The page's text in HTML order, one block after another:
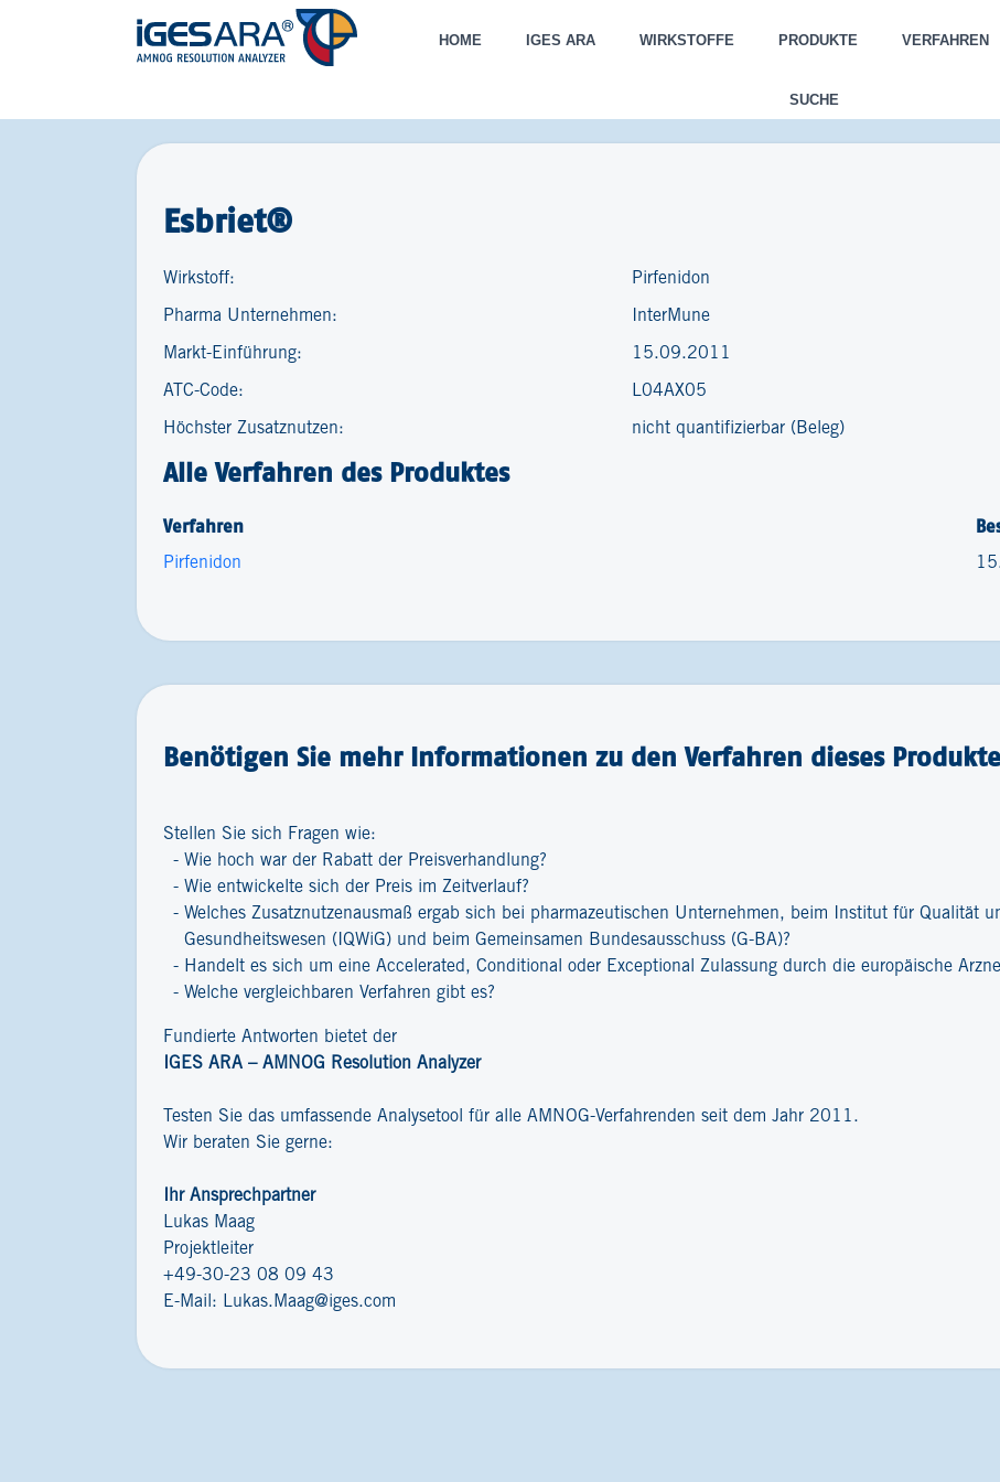
HOME IGES ARA WIRKSTOFFE PRODUKTE VERFAHREN
SUCHE
Esbriet®
Wirkstoff: Pirfenidon
Pharma Unternehmen: InterMune
Markt-Einführung: 15.09.2011
ATC-Code: L04AX05
Höchster Zusatznutzen: nicht quantifizierbar (Beleg)
Alle Verfahren des Produktes
Verfahren
Pirfenidon
Benötigen Sie mehr Informationen zu den Verfahren dieses
Stellen Sie sich Fragen wie:
Wie hoch war der Rabatt der Preisverhandlung?
Wie entwickelte sich der Preis im Zeitverlauf?
Welches Zusatznutzenausmaß ergab sich bei pharmazeutischen Unternehmen, beim Institut für Qualität
Gesundheitswesen (IQWiG) und beim Gemeinsamen Bundesausschuss (G-BA)?
Handelt es sich um eine Accelerated, Conditional oder Exceptional Zulassung durch die europäische
Welche vergleichbaren Verfahren gibt es?
Fundierte Antworten bietet der
IGES ARA – AMNOG Resolution Analyzer
Testen Sie das umfassende Analysetool für alle AMNOG-Verfahrenden seit dem Jahr 2011.
Wir beraten Sie gerne:
Ihr Ansprechpartner
Lukas Maag
Projektleiter
+49-30-23 08 09 43
E-Mail: Lukas.Maag@iges.com